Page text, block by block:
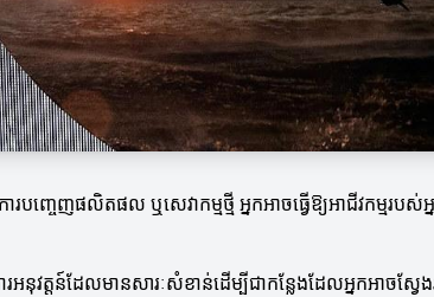
ារបញ្ចេញផលិតផល ឬសេវាកម្មថ្មី អ្នកអាចធ្វើឱ្យអាជីវកម្
អនុវត្តន៍ដែលមានសារៈសំខាន់ដើម្បីជាកន្លែងដែលអ្នកអាចស្វ